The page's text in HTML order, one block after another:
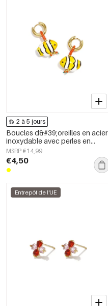
2 à 5 jours
Boucles d&#39;oreilles en acier
inoxydable avec perles en
forme de poisson, collection
simple et mignonne pour tous
les jours, bijoux pour femmes
MSRP €14,99
€4,50
Entrepôt de l'UE